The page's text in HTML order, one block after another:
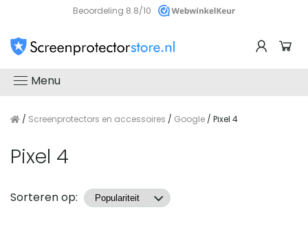
Beoordeling 8.8/10
Menu
/ Screenprotectors en accessoires / Google / Pixel 4
Pixel 4
Producten
Sorteren op: